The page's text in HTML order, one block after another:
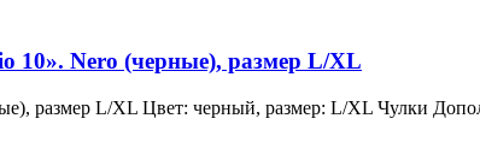
10». Nero (черные), размер L/XL
размер L/XL Цвет: черный, размер: L/XL Чулки